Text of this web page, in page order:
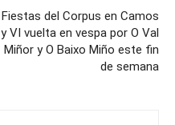
Fiestas del Corpus en Camos
y VI vuelta en vespa por O Val
Miñor y O Baixo Miño este fin
de semana